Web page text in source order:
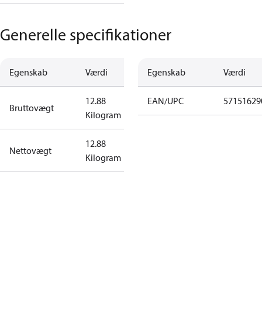
Generelle specifikationer
Egenskab Værdi
Bruttovægt
12.88
Kilogram
Nettovægt
12.88
Kilogram
Egenskab Værdi
EAN/UPC